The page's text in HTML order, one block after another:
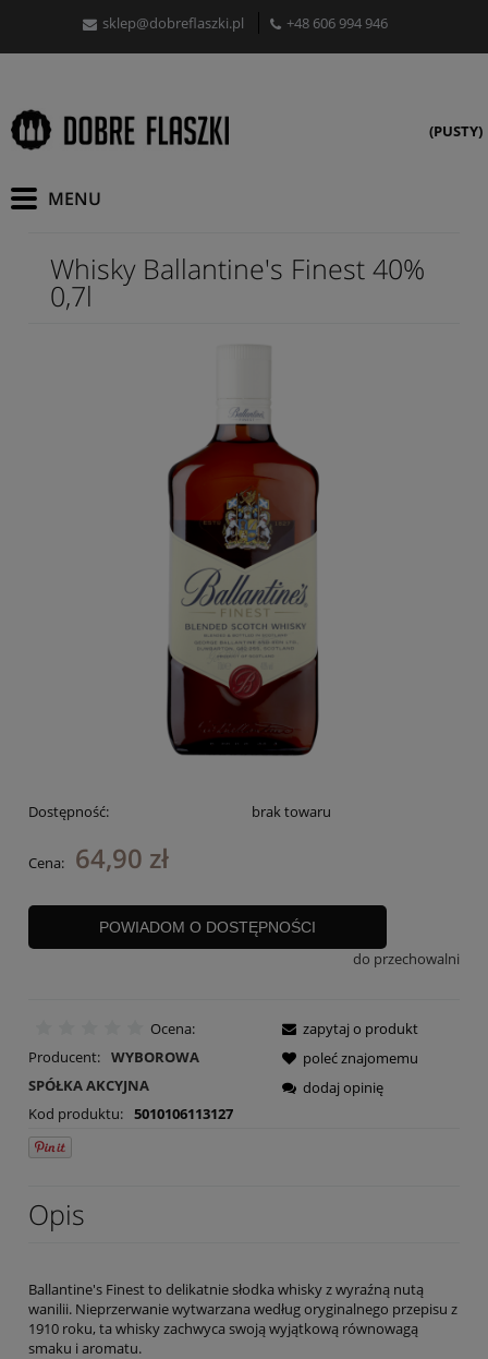
sklep@dobreflaszki.pl +48 606 994 946
(PUSTY)
Whisky Ballantine's Finest 40%
0,7l
Dostępność: brak towaru
Cena: 64,90 zł
POWIADOM O DOSTĘPNOŚCI
do przechowalni
Ocena:
Producent: WYBOROWA
SPÓŁKA AKCYJNA
Kod produktu: 5010106113127
zapytaj o produkt
poleć znajomemu
dodaj opinię
Opis
Ballantine's Finest to delikatnie słodka whisky z wyraźną nutą
wanilii. Nieprzerwanie wytwarzana według oryginalnego przepisu z
1910 roku, ta whisky zachwyca swoją wyjątkową równowagą
smaku i aromatu.